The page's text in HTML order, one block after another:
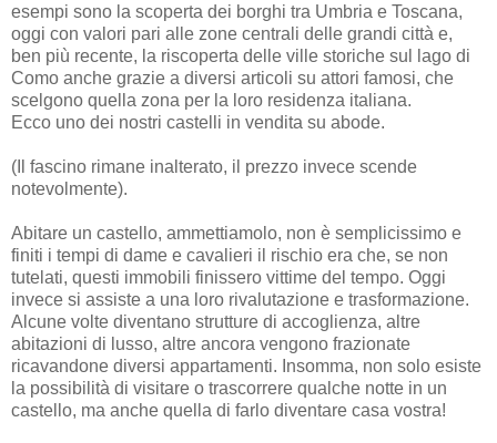
esempi sono la scoperta dei borghi tra Umbria e Toscana,
oggi con valori pari alle zone centrali delle grandi città e,
ben più recente, la riscoperta delle ville storiche sul lago di
Como anche grazie a diversi articoli su attori famosi, che
scelgono quella zona per la loro residenza italiana.
Ecco uno dei nostri castelli in vendita su abode.
(Il fascino rimane inalterato, il prezzo invece scende
notevolmente).
Abitare un castello, ammettiamolo, non è semplicissimo e
finiti i tempi di dame e cavalieri il rischio era che, se non
tutelati, questi immobili finissero vittime del tempo. Oggi
invece si assiste a una loro rivalutazione e trasformazione.
Alcune volte diventano strutture di accoglienza, altre
abitazioni di lusso, altre ancora vengono frazionate
ricavandone diversi appartamenti. Insomma, non solo esiste
la possibilità di visitare o trascorrere qualche notte in un
castello, ma anche quella di farlo diventare casa vostra!